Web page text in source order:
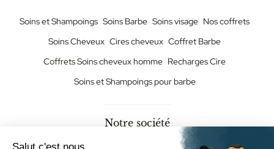
Soins et Shampoings Soins Barbe Soins visage Nos coffrets
Soins Cheveux Cires cheveux Coffret Barbe
Coffrets Soins cheveux homme Recharges Cire
Soins et Shampoings pour barbe
Notre société